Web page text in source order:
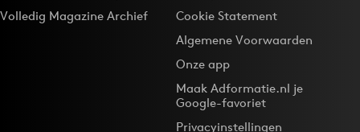
Volledig Magazine Archief
Cookie Statement
Algemene Voorwaarden
Onze app
Maak Adformatie.nl je
Google-favoriet
Privacyinstellingen